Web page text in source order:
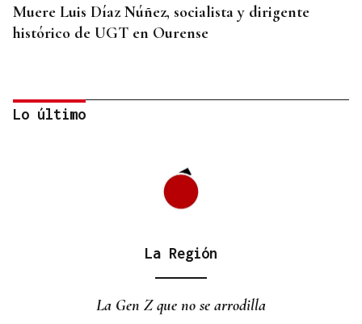
Muere Luis Díaz Núñez, socialista y dirigente
histórico de UGT en Ourense
entrada a las termas de Outariz
Lo último
La Región
La Gen Z que no se arrodilla